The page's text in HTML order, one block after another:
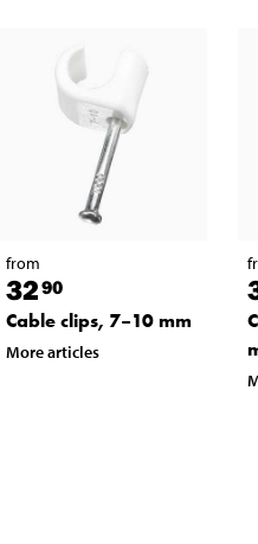
from
3290
Cable clips, 7–10 mm
More articles